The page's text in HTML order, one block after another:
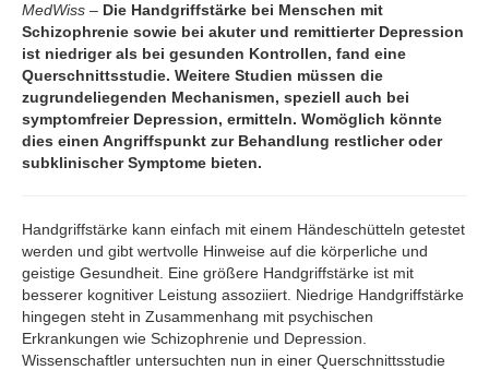
MedWiss – Die Handgriffstärke bei Menschen mit
Schizophrenie sowie bei akuter und remittierter Depression
ist niedriger als bei gesunden Kontrollen, fand eine
Querschnittsstudie. Weitere Studien müssen die
zugrundeliegenden Mechanismen, speziell auch bei
symptomfreier Depression, ermitteln. Womöglich könnte
dies einen Angriffspunkt zur Behandlung restlicher oder
subklinischer Symptome bieten.
Handgriffstärke kann einfach mit einem Händeschütteln getestet
werden und gibt wertvolle Hinweise auf die körperliche und
geistige Gesundheit. Eine größere Handgriffstärke ist mit
besserer kognitiver Leistung assoziiert. Niedrige Handgriffstärke
hingegen steht in Zusammenhang mit psychischen
Erkrankungen wie Schizophrenie und Depression.
Wissenschaftler untersuchten nun in einer Querschnittsstudie